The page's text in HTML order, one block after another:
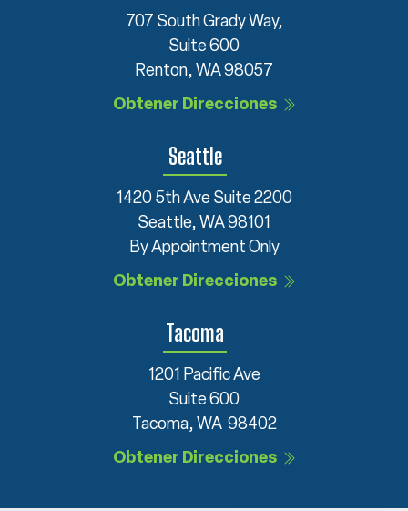
707 South Grady Way,
Suite 600
Renton, WA 98057
Obtener Direcciones
Seattle
1420 5th Ave Suite 2200
Seattle, WA 98101
By Appointment Only
Obtener Direcciones
Tacoma
1201 Pacific Ave
Suite 600
Tacoma, WA 98402
Obtener Direcciones